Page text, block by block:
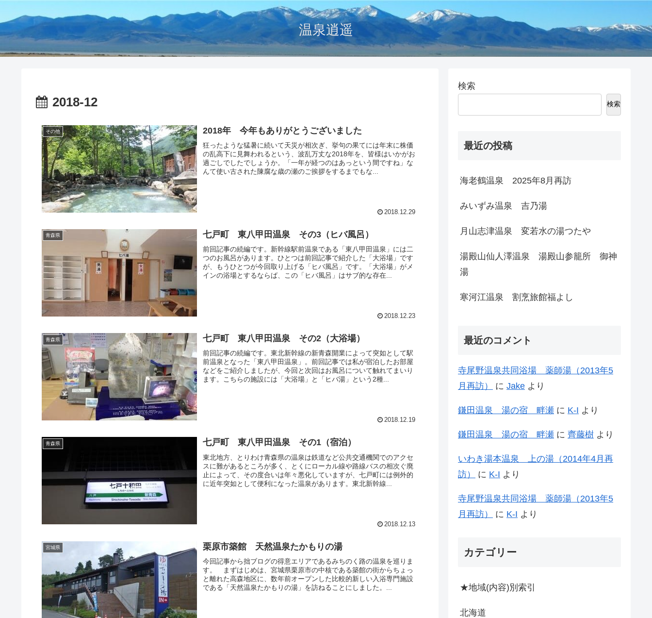
温泉逍遥
2018-12
その他 2018年 今年もありがとうございました
狂ったような猛暑に続いて天災が相次ぎ、挙句の果てには年末に株価
の乱高下に見舞われるという、波乱万丈な2018年を、皆様はいかがお
過ごしでしたでしょうか。「一年が経つのはあっという間ですね」な
んて使い古された陳腐な歳の瀬のご挨拶をするまでもな...
2018.12.29
青森県 七戸町 東八甲田温泉 その3（ヒバ風呂）
前回記事の続編です。新幹線駅前温泉である「東八甲田温泉」には二
つのお風呂があります。ひとつは前回記事で紹介した「大浴場」です
が、もうひとつが今回取り上げる「ヒバ風呂」です。「大浴場」がメ
インの浴場とするならば、この「ヒバ風呂」はサブ的な存在...
2018.12.23
青森県 七戸町 東八甲田温泉 その2（大浴場）
前回記事の続編です。東北新幹線の新青森開業によって突如として駅
前温泉となった「東八甲田温泉」。前回記事では私が宿泊したお部屋
などをご紹介しましたが、今回と次回はお風呂について触れてまいり
ます。こちらの施設には「大浴場」と「ヒバ湯」という2種...
2018.12.19
青森県 七戸町 東八甲田温泉 その1（宿泊）
東北地方、とりわけ青森県の温泉は鉄道など公共交通機関でのアクセ
スに難があるところが多く、とくにローカル線や路線バスの相次ぐ廃
止によって、その度合いは年々悪化していますが、七戸町には例外的
に近年突如として便利になった温泉があります。東北新幹線...
2018.12.13
宮城県 栗原市築館 天然温泉たかもりの湯
今回記事から拙ブログの得意エリアであるみちのく路の温泉を巡りま
す。 まずはじめは、宮城県栗原市の中核である築館の街からちょっ
と離れた高森地区に、数年前オープンした比較的新しい入浴専門施設
である「天然温泉たかもりの湯」を訪ねることにしました。...
検索
検索
最近の投稿
海老鶴温泉 2025年8月再訪
みいずみ温泉 吉乃湯
月山志津温泉 変若水の湯つたや
湯殿山仙人澤温泉 湯殿山参籠所 御神
湯
寒河江温泉 割烹旅館福よし
最近のコメント
寺尾野温泉共同浴場 薬師湯（2013年5
月再訪）
に Jake より
鎌田温泉 湯の宿 畔瀬 に K-I より
鎌田温泉 湯の宿 畔瀬 に 齊藤樹 より
いわき湯本温泉 上の湯（2014年4月再
訪）
に K-I より
寺尾野温泉共同浴場 薬師湯（2013年5
月再訪）
に K-I より
カテゴリー
★地域(内容)別索引
北海道